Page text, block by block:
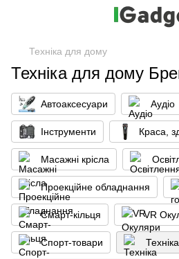
Техніка для дому
Техніка для дому
Автоаксесуари Аудіо
Інструменти Краса,
Масажні крісла
Проекційне обладнання
Смарт-кільця VR
Спорт-товари